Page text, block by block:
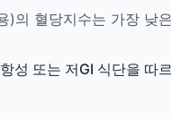
의 혈당지수는 가장 낮
성 또는 저GI 식단을 따